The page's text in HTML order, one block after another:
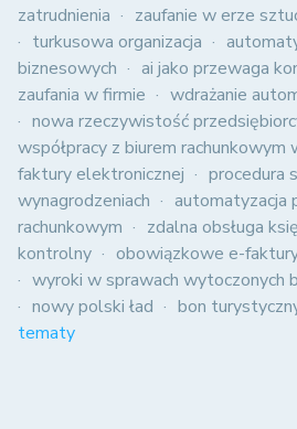
zatrudnienia
zaufanie w erze
turkusowa organizacja
biznesowych
ai jako przewaga
zaufania w firmie
wdrażanie
nowa rzeczywistość
współpracy z biurem rachunkowym
faktury elektronicznej
procedura
wynagrodzeniach
automatyzacja
rachunkowym
zdalna obsługa
kontrolny
obowiązkowe e-
wyroki w sprawach wytoczonych
nowy polski ład
bon
tematy